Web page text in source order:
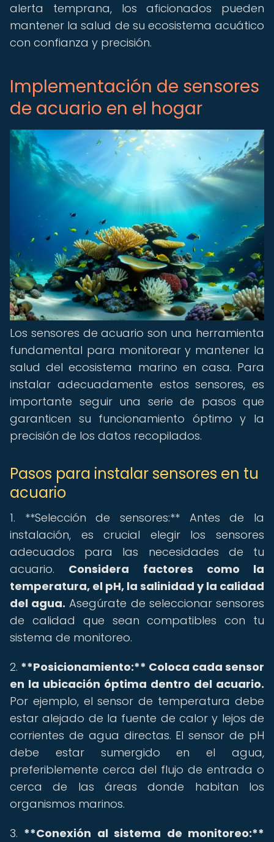
alerta temprana, los aficionados pueden
mantener la salud de su ecosistema acuático
con confianza y precisión.
Implementación de sensores
de acuario en el hogar
Los sensores de acuario son una herramienta
fundamental para monitorear y mantener la
salud del ecosistema marino en casa. Para
instalar adecuadamente estos sensores, es
importante seguir una serie de pasos que
garanticen su funcionamiento óptimo y la
precisión de los datos recopilados.
Pasos para instalar sensores en tu
acuario
1. **Selección de sensores:** Antes de la
instalación, es crucial elegir los sensores
adecuados para las necesidades de tu
acuario. Considera factores como la
temperatura, el pH, la salinidad y la calidad
del agua. Asegúrate de seleccionar sensores
de calidad que sean compatibles con tu
sistema de monitoreo.
2. **Posicionamiento:** Coloca cada sensor
en la ubicación óptima dentro del acuario.
Por ejemplo, el sensor de temperatura debe
estar alejado de la fuente de calor y lejos de
corrientes de agua directas. El sensor de pH
debe estar sumergido en el agua,
preferiblemente cerca del flujo de entrada o
cerca de las áreas donde habitan los
organismos marinos.
3. **Conexión al sistema de monitoreo:**